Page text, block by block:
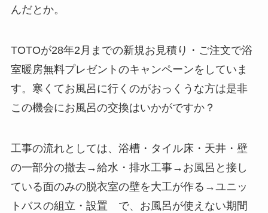
んだとか。
TOTOが28年2月までの新規お見積り・ご注文で浴
室暖房無料プレゼントのキャンペーンをしていま
す。寒くてお風呂に行くのがおっくうな方は是非
この機会にお風呂の交換はいかがですか？
工事の流れとしては、浴槽・タイル床・天井・壁
の一部分の撤去→給水・排水工事→お風呂と接し
ている面のみの脱衣室の壁を大工が作る→ユニッ
トバスの組立・設置 で、お風呂が使えない期間